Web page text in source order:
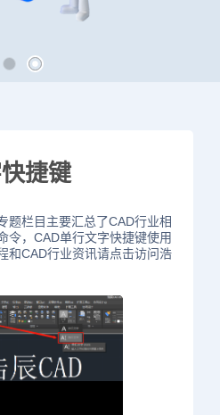
捷键
题栏目主要汇总了CAD行业相
令，CAD单行文字快捷键使用
和CAD行业资讯请点击访问浩